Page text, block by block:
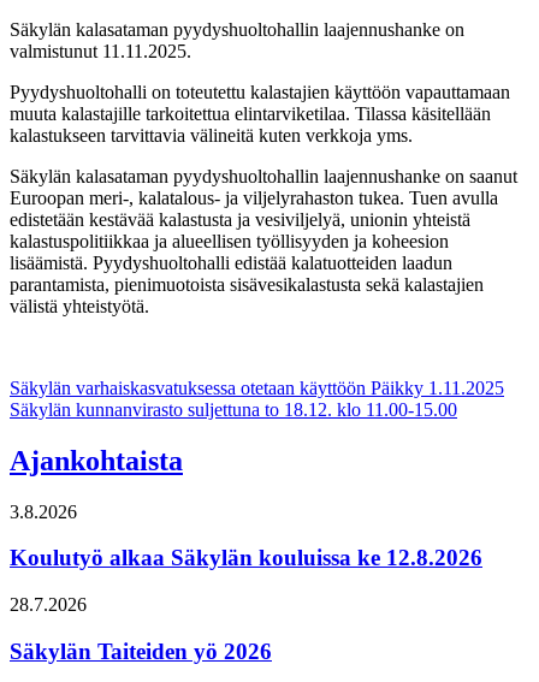
Säkylän kalasataman pyydyshuoltohallin laajennushanke on
valmistunut 11.11.2025.
Pyydyshuoltohalli on toteutettu kalastajien käyttöön vapauttamaan
muuta kalastajille tarkoitettua elintarviketilaa. Tilassa käsitellään
kalastukseen tarvittavia välineitä kuten verkkoja yms.
Säkylän kalasataman pyydyshuoltohallin laajennushanke on saanut
Euroopan meri-, kalatalous- ja viljelyrahaston tukea. Tuen avulla
edistetään kestävää kalastusta ja vesiviljelyä, unionin yhteistä
kalastuspolitiikkaa ja alueellisen työllisyyden ja koheesion
lisäämistä. Pyydyshuoltohalli edistää kalatuotteiden laadun
parantamista, pienimuotoista sisävesikalastusta sekä kalastajien
välistä yhteistyötä.
Artikkelien
selaus
Säkylän varhaiskasvatuksessa otetaan käyttöön Päikky 1.11.2025
Säkylän kunnanvirasto suljettuna to 18.12. klo 11.00-15.00
Ajankohtaista
3.8.2026
Koulutyö alkaa Säkylän kouluissa ke 12.8.2026
28.7.2026
Säkylän Taiteiden yö 2026